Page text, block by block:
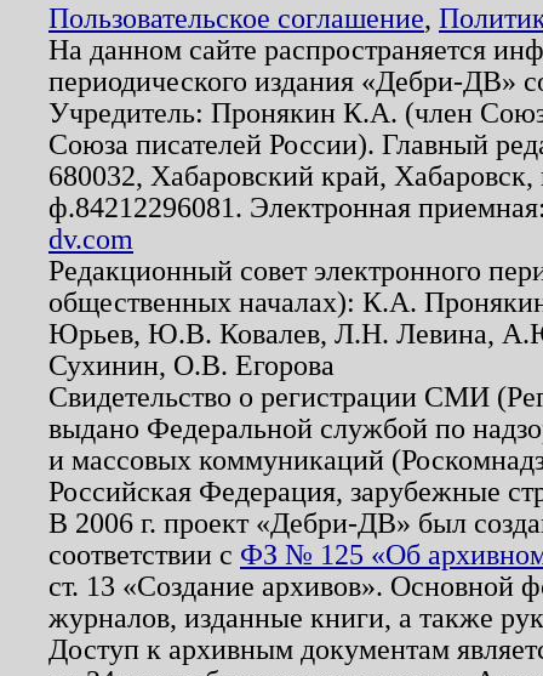
Пользовательское соглашение,
На данном сайте распространяется
периодического издания «Дебри-ДВ»
Учредитель: Пронякин К.А. (член
Союза писателей России). Главный
680032, Хабаровский край,
ф.84212296081. Электронная
dv.com
Редакционный совет электронного
общественных началах): К.А.
Юрьев, Ю.В. Ковалев, Л.Н. Левина,
Сухинин, О.В. Егорова
Свидетельство о регистрации СМИ
выдано Федеральной службой по
и массовых коммуникаций
Российская Федерация, зарубежные
В 2006 г. проект «Дебри-ДВ» был
соответствии с ФЗ № 125 «Об
ст. 13 «Создание архивов». Основной
журналов, изданные книги, а также
Доступ к архивным документам